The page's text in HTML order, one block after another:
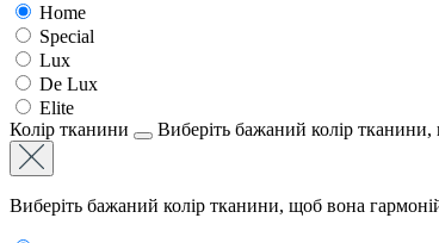
Home
Special
Lux
De Lux
Elite
Колір тканини
Виберіть бажаний колір
Виберіть бажаний колір тканини, щоб вона